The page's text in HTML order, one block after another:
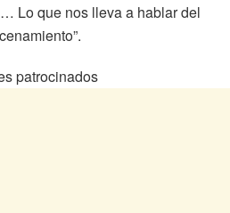
Lo que nos lleva a hablar del
patrocinados